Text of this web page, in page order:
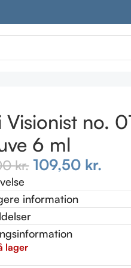
Visionist no.
6 ml
kr. 109,50 kr.
information
lager